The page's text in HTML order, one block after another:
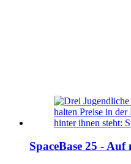
SpaceBase 25 -